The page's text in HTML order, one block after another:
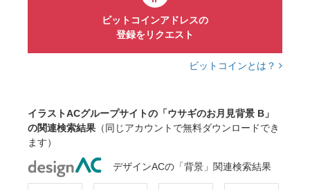
ビットコインアドレスの
登録をリクエスト
ビットコインとは？
イラストACグループサイトの「ウサギのお月見背景 B」
の関連検索結果 （同じアカウントで無料ダウンロードでき
ます）
デザインACの「背景」関連検索結果